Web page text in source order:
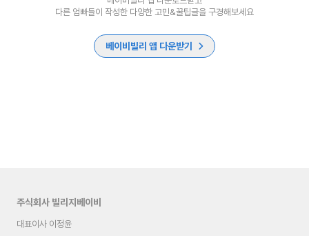
다른 엄빠들이 작성한 다양한 고민&꿀팁글을 구경해보세요
베이비빌리 앱 다운받기
주식회사 빌리지베이비
대표이사 이정윤